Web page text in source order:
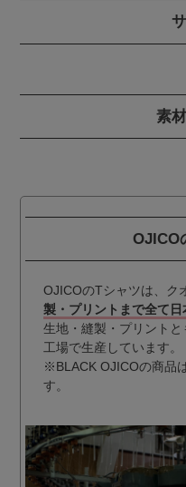
素
OJICO
OJICOのTシャツは、ク
製・プリントまで全て日
生地・縫製・プリント
工場で生産しています。
※BLACK OJICOの商品
す。